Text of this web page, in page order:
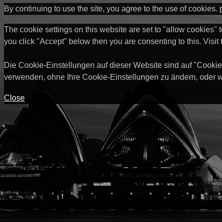
By continuing to use the site, you agree to the use of cookies.
The cookie settings on this website are set to "allow
you click "Accept" below then you are consenting to this. Visit
Die Cookie-Einstellungen auf dieser Website sind auf
verwenden, ohne Ihre Cookie-Einstellungen zu ändern,
Close